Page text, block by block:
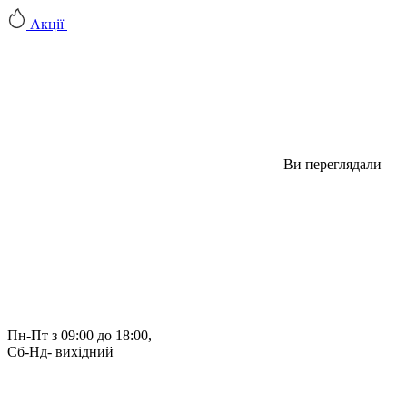
Акції
Ви переглядали
Пн-Пт з 09:00 до 18:00,
Сб-Нд- вихідний